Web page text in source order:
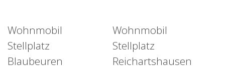
Wohnmobil
Stellplatz
Blaubeuren
Wohnmobil
Stellplatz
Reichartshausen